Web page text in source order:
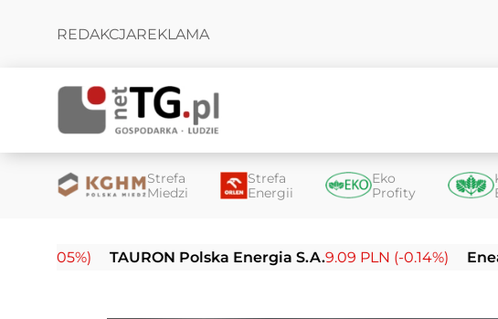
REDAKCJAREKLAMA
Strefa
Miedzi
Strefa
Energii
Eko
Profity
TAURON Polska Energia S.A.9.09 PLN (-0.14%) Enea S.A.